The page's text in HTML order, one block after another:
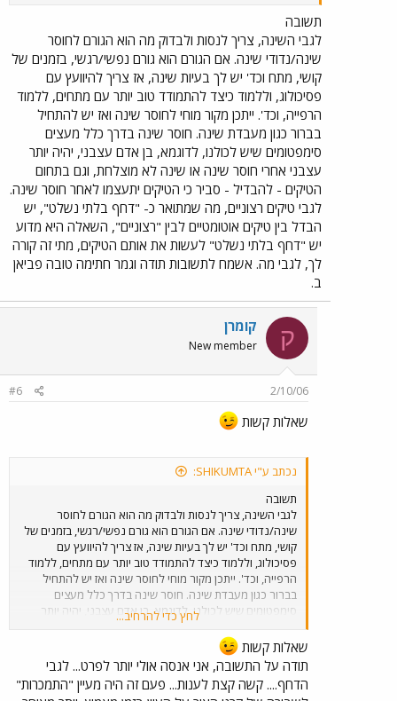
תשובה
לגבי השינה, צריך לנסות ולבדוק מה הוא הגורם לחוסר
שינה/נדודי שינה. אם הגורם הוא גורם נפשי/רגשי, בזמנים של
קושי, מתח וכד' יש לך בעיות שינה, אז צריך להיוועץ עם
פסיכולוג, וללמוד כיצד להתמודד טוב יותר עם מתחים, ללמוד
הרפייה, וכד'. ייתכן מקור מוחי לחוסר שינה ואז יש להתחיל
בברור כגון מעבדת שינה. חוסר שינה בדרך כלל מעצים
סימפטומים שיש לכולנו, לדוגמא, בן אדם עצבני, יהיה יותר
עצבני אחרי חוסר שינה או שינה לא מוצלחת, וגם בתחום
הטיקים - להבדיל - סביר כי הטיקים יתעצמו לאחר חוסר שינה.
לגבי טיקים רצוניים, מה שמתואר כ- "דחף בלתי נשלט", יש
הבדל בין טיקים אוטומטיים לבין "רצוניים", השאלה היא מדוע
יש "דחף בלתי נשלט" לעשות את אותם הטיקים, מתי זה קורה
לך, לגבי מה. אשמח לתשובות תודה וגמר חתימה טובה פביאן
ב.
ק קומרן
New member
2/10/06
#6
שאלות קשות
נכתב ע"י SHIKUMTA:
תשובה
לגבי השינה, צריך לנסות ולבדוק מה הוא הגורם לחוסר
שינה/נדודי שינה. אם הגורם הוא גורם נפשי/רגשי, בזמנים של
קושי, מתח וכד' יש לך בעיות שינה, אז צריך להיוועץ עם
פסיכולוג, וללמוד כיצד להתמודד טוב יותר עם מתחים, ללמוד
הרפייה, וכד'. ייתכן מקור מוחי לחוסר שינה ואז יש להתחיל
בברור כגון מעבדת שינה. חוסר שינה בדרך כלל מעצים
סימפטומים שיש לכולנו, לדוגמא, בן אדם עצבני, יהיה יותר
עצבני אחרי חוסר שינה או שינה לא מוצלחת, וגם בתחום
הטיקים - להבדיל - סביר כי הטיקים יתעצמו לאחר חוסר שינה.
לגבי טיקים רצוניים, מה שמתואר כ- "דחף בלתי נשלט", יש
הבדל בין טיקים אוטומטיים לבין "רצוניים", השאלה היא מדוע
יש "דחף בלתי נשלט" לעשות את אותם הטיקים, מתי זה קורה
לחץ כדי להרחיב...
שאלות קשות
תודה על התשובה, אני אנסה אולי יותר לפרט... לגבי
הדחף.... קשה קצת לענות... פעם זה היה מעיין "התמכרות"